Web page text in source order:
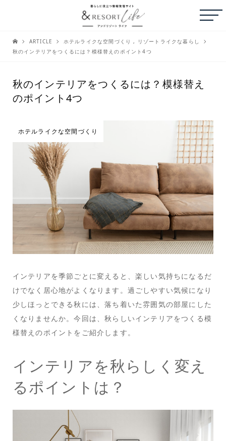
ARTICLE ホテルライクな空間づくり ,
リゾートライクな暮らし
秋のインテリアをつくるには？模様替えのポイント4つ
秋のインテリアをつくるには？模様替え
のポイント4つ
ホテルライクな空間づくり
インテリアを季節ごとに変えると、楽しい気持ちになるだ
けでなく居心地がよくなります。過ごしやすい気候になり
少しほっとできる秋には、落ち着いた雰囲気の部屋にした
くなりませんか。今回は、秋らしいインテリアをつくる模
様替えのポイントをご紹介します。
インテリアを秋らしく変え
るポイントは？